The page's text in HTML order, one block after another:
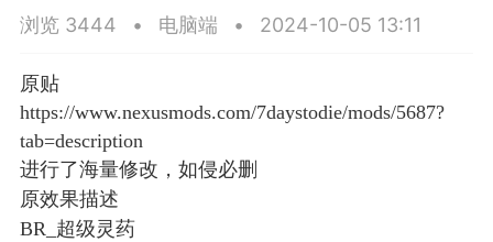
我的钱包
浏览 3444 • 电脑端 • 2024-10-05 13:11
原贴
https://www.nexusmods.com/7daystodie/mods/5687?
tab=description
进行了海量修改，如侵必删
原效果描述
BR_超级灵药